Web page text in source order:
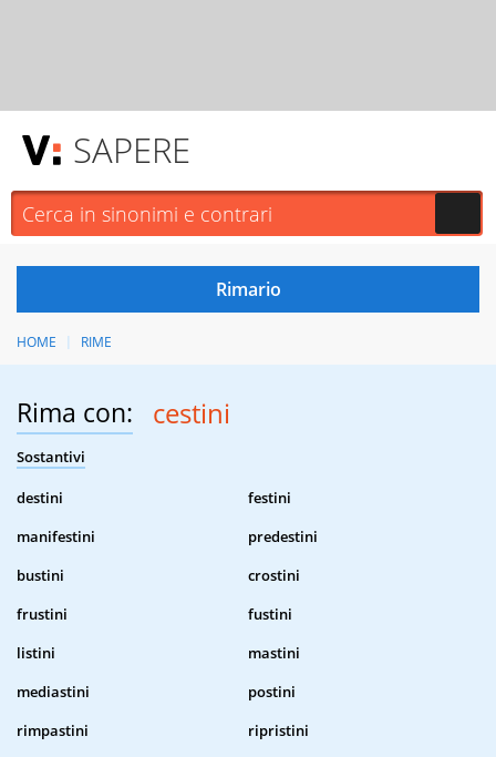
SAPERE
HOME RIME
Rima con: cestini
Sostantivi
destini
festini
manifestini
predestini
bustini
crostini
frustini
fustini
listini
mastini
mediastini
postini
rimpastini
ripristini